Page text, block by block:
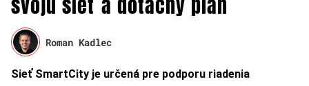
Roman Kadlec
Sieť SmartCity je určená pre podporu riadenia